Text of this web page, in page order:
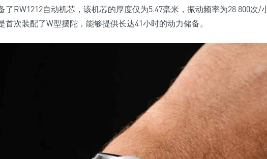
了RW1212自动机芯，该机芯的厚度仅为5.47毫米，振动频率为28 800次/
首次装配了W型摆陀，能够提供长达41小时的动力储备。